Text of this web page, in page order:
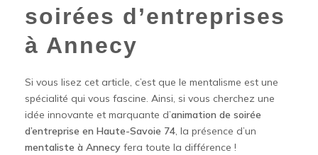
soirées d’entreprises
à Annecy
Si vous lisez cet article, c’est que le mentalisme est une
spécialité qui vous fascine. Ainsi, si vous cherchez une
idée innovante et marquante d’animation de soirée
d’entreprise en Haute-Savoie 74, la présence d’un
mentaliste à Annecy fera toute la différence !